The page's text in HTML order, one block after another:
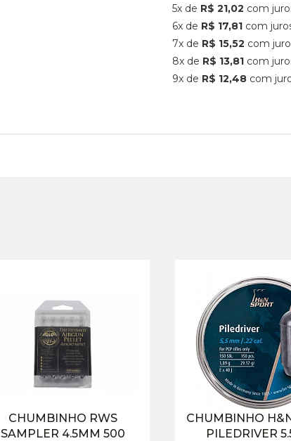
5x de R$ 21,02 com
6x de R$ 17,81 com
7x de R$ 15,52 com
8x de R$ 13,81 com
9x de R$ 12,48 com
CHUMBINHO RWS
SAMPLER 4.5MM 500
CHUMBINHO
PILEDRIVER